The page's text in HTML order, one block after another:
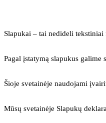
Slapukai – tai nedideli
Pagal įstatymą slapukus
Šioje svetainėje naudojami
Mūsų svetainėje Slapukų